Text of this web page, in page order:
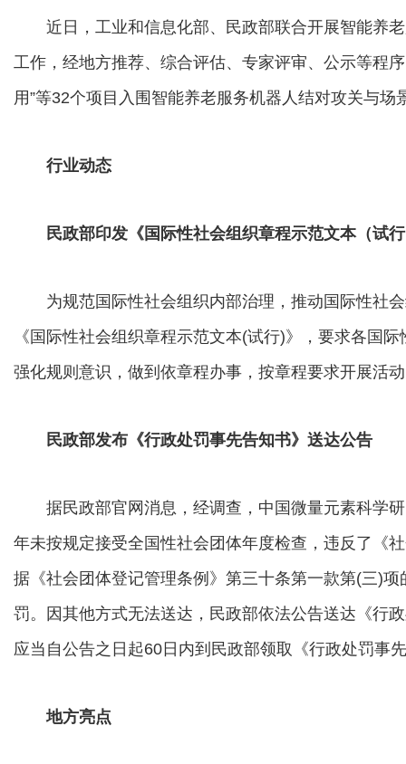
近日，工业和信息化部、民政部联合开展智能养老
工作，经地方推荐、综合评估、专家评审、公示等程
用”等32个项目入围智能养老服务机器人结对攻关与场
行业动态
民政部印发《国际性社会组织章程示范文本（试
为规范国际性社会组织内部治理，推动国际性社会
《国际性社会组织章程示范文本(试行)》，要求各国
强化规则意识，做到依章程办事，按章程要求开展活
民政部发布《行政处罚事先告知书》送达公告
据民政部官网消息，经调查，中国微量元素科学研
年未按规定接受全国性社会团体年度检查，违反了《
据《社会团体登记管理条例》第三十条第一款第(三)
罚。因其他方式无法送达，民政部依法公告送达《行
应当自公告之日起60日内到民政部领取《行政处罚事
地方亮点